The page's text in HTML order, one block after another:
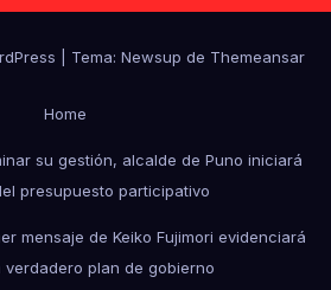
Tema: Newsup de Themeansar
Home
su gestión, alcalde de Puno iniciará
presupuesto participativo
mensaje de Keiko Fujimori evidenciará
verdadero plan de gobierno